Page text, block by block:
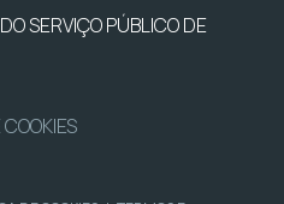
SERVIÇO PÚBLICO DE